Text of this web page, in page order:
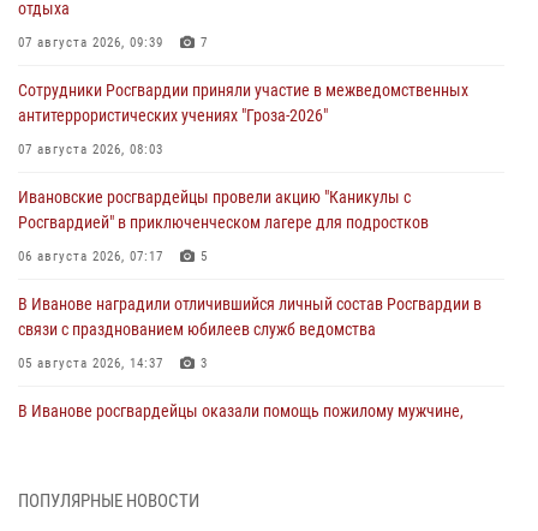
отдыха
07 августа 2026, 09:39 7
Сотрудники Росгвардии приняли участие в межведомственных
антитеррористических учениях "Гроза-2026"
07 августа 2026, 08:03
Ивановские росгвардейцы провели акцию "Каникулы с
Росгвардией" в приключенческом лагере для подростков
06 августа 2026, 07:17 5
В Иванове наградили отличившийся личный состав Росгвардии в
связи с празднованием юбилеев служб ведомства
05 августа 2026, 14:37 3
В Иванове росгвардейцы оказали помощь пожилому мужчине,
ПОПУЛЯРНЫЕ НОВОСТИ